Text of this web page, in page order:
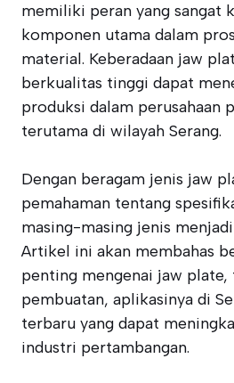
memiliki peran yang sangat
komponen utama dalam
material. Keberadaan jaw
berkualitas tinggi dapat
produksi dalam perusahaan
terutama di wilayah Serang.
Dengan beragam jenis jaw
pemahaman tentang
masing-masing jenis
Artikel ini akan membahas
penting mengenai jaw plate,
pembuatan, aplikasinya di
terbaru yang dapat
industri pertambangan.